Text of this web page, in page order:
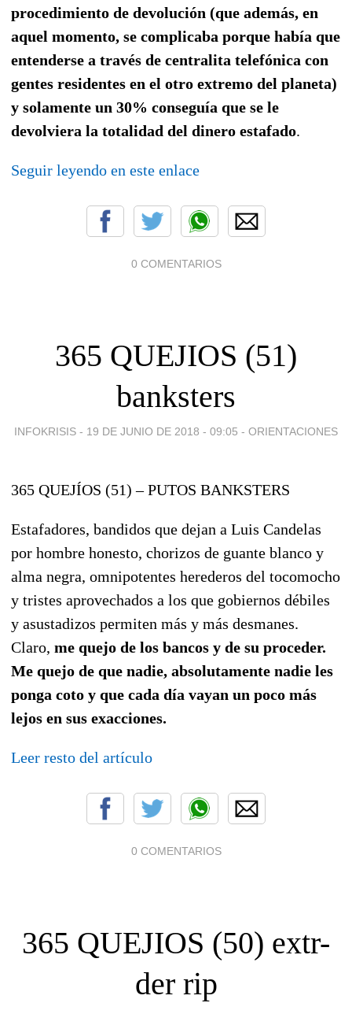
procedimiento de devolución (que además, en
aquel momento, se complicaba porque había que
entenderse a través de centralita telefónica con
gentes residentes en el otro extremo del planeta)
y solamente un 30% conseguía que se le
devolviera la totalidad del dinero estafado.
Seguir leyendo en este enlace
0 COMENTARIOS
365 QUEJIOS (51)
banksters
INFOKRISIS - 19 DE JUNIO DE 2018 - 09:05 - ORIENTACIONES
365 QUEJÍOS (51) – PUTOS BANKSTERS
Estafadores, bandidos que dejan a Luis Candelas
por hombre honesto, chorizos de guante blanco y
alma negra, omnipotentes herederos del tocomocho
y tristes aprovechados a los que gobiernos débiles
y asustadizos permiten más y más desmanes.
Claro, me quejo de los bancos y de su proceder.
Me quejo de que nadie, absolutamente nadie les
ponga coto y que cada día vayan un poco más
lejos en sus exacciones.
Leer resto del artículo
0 COMENTARIOS
365 QUEJIOS (50) extr-
der rip